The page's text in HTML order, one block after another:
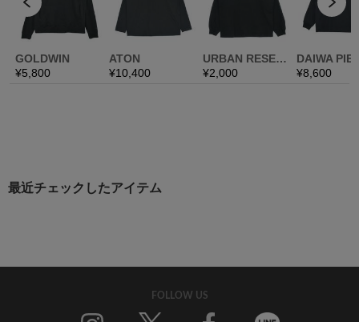
最近チェックしたアイテム
FOLLOW US